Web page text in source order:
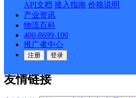
API文档 接入指南 价格说明
产业资讯
物流百科
400-8699-100
推广者中心
注册 登录
关于我们
公司介绍 企业动态
合作伙伴 快递鸟接口服务协议
户隐私政策
友情链接